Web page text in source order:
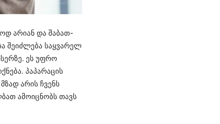
არიან და შაბათ-
შეიძლება საყვარელ
ეს უფრო
პაპარაცის
არის ჩვენს
ამოიცნობს თავს